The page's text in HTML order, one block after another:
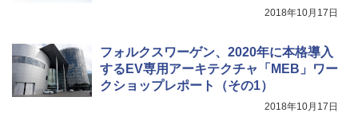
2018年10月17日
フォルクスワーゲン、2020年に本格導入
するEV専用アーキテクチャ「MEB」ワー
クショップレポート（その1）
2018年10月17日